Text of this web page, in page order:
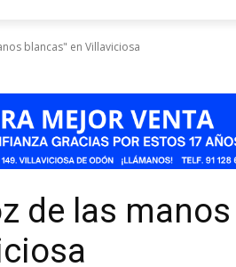
blancas" en Villaviciosa
de las manos